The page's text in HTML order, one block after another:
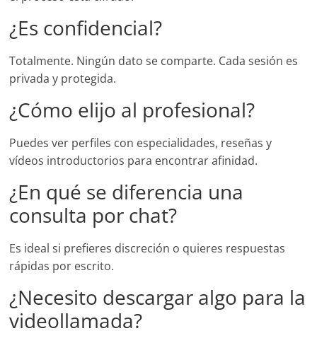
¿Es confidencial?
Totalmente. Ningún dato se comparte. Cada sesión es
privada y protegida.
¿Cómo elijo al profesional?
Puedes ver perfiles con especialidades, reseñas y
vídeos introductorios para encontrar afinidad.
¿En qué se diferencia una
consulta por chat?
Es ideal si prefieres discreción o quieres respuestas
rápidas por escrito.
¿Necesito descargar algo para la
videollamada?